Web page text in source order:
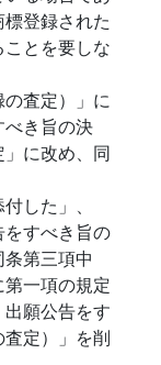
登録された
とを要しな
査定）」に
き旨の決
に改め、同
した」、
をすべき旨の
第三項中
第一項の規定
願公告をす
定）」を削